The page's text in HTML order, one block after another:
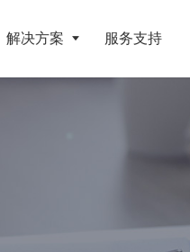
挤压成
生物质颗
解决方案
江苏地区年产10万吨废纺替
北京某再生资源分拣中心项
服务支持